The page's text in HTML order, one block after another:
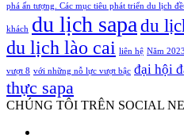
phá ấn tượng. Các mục tiêu phát triển du lịch
khách du lịch sapa du
du lịch lào cai liên hệ Năm 2023
vượt 8 với những nỗ lực vượt bậc đại hội
thực sapa
CHÚNG TÔI TRÊN SOCIAL